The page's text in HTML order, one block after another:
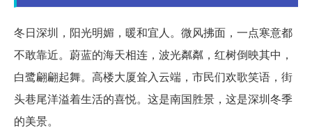
冬日深圳，阳光明媚，暖和宜人。微风拂面，一点寒意都
不敢靠近。蔚蓝的海天相连，波光粼粼，红树倒映其中，
白鹭翩翩起舞。高楼大厦耸入云端，市民们欢歌笑语，街
头巷尾洋溢着生活的喜悦。这是南国胜景，这是深圳冬季
的美景。